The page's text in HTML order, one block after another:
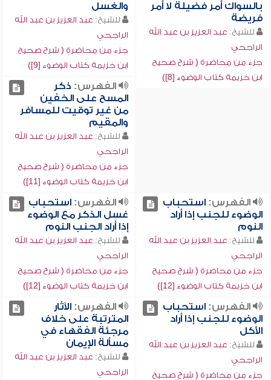
بالسواك أمر فضيلة لا أمر
فريضة
للشيخ: عبد العزيز بن عبد الله
الراجحي
جزء من محاضرة ( شرح صحيح
ابن خزيمة كتاب الوضوء [8])
والغسل
للشيخ: عبد العزيز بن عبد الله
الراجحي
جزء من محاضرة ( شرح صحيح
ابن خزيمة كتاب الوضوء [9])
الفهرس: ذكر
المسح على الخفين
من غير توقيت للمسافر
والمقيم
للشيخ: عبد العزيز بن عبد الله
الراجحي
جزء من محاضرة ( شرح صحيح
ابن خزيمة كتاب الوضوء [11])
الفهرس:استحباب
الوضوء للجنب إذا أراد
النوم
للشيخ: عبد العزيز بن عبد الله
الراجحي
جزء من محاضرة ( شرح صحيح
ابن خزيمة كتاب الوضوء [12])
الفهرس:استحباب
غسل الذكر مع الوضوء
إذا أراد الجنب النوم
للشيخ: عبد العزيز بن عبد الله
الراجحي
جزء من محاضرة ( شرح صحيح
ابن خزيمة كتاب الوضوء [12])
الفهرس:استحباب
الوضوء للجنب إذا أراد
الأكل
للشيخ: عبد العزيز بن عبد الله
الراجحي
جزء من محاضرة ( شرح صحيح
الفهرس:الآثار
المترتبة على خلاف
مرجئة الفقهاء في
مسألة الإيمان
للشيخ: عبد العزيز بن عبد الله
الراجحي